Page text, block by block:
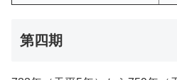
第四期